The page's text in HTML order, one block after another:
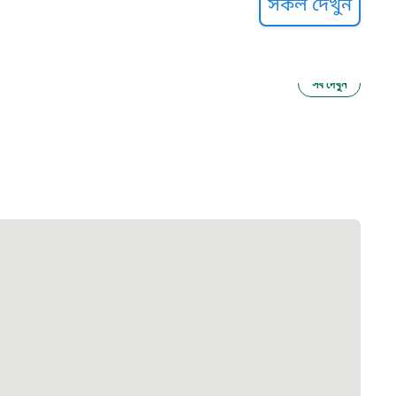
সকল দেখুন
সব দেখুন